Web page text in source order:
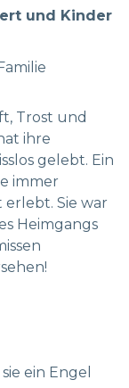
und Kinder
Trost und
ihre
gelebt. Ein
immer
Sie war
Heimgangs
ein Engel